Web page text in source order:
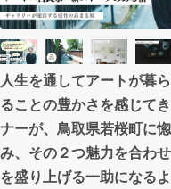
ビジネス・起
まちづくり・
CAMPFIRE for
CAMPFIREふる
人生を通してアートが暮
ることの豊かさを感じて
ナーが、鳥取県若桜町に
み、その２つ魅力を合わ
を盛り上げる一助になる